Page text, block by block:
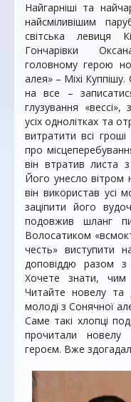
Найгарніші та
найсміливішим
світська левиця
Гончарівки
головному герою
алея» – Міхі
на все –
глузування
усіх однолітках та
витратити всі
про
він втратив листа
Його унесло вітром
він використав усі
заціпити його
подовжив шланг
Волосатиком
честь» виступити
доповіддю разом з
Хочете знати, чим
Читайте новелу та
молоді з Сонячної
Саме такі хлопці
прочитали
героєм. Вже